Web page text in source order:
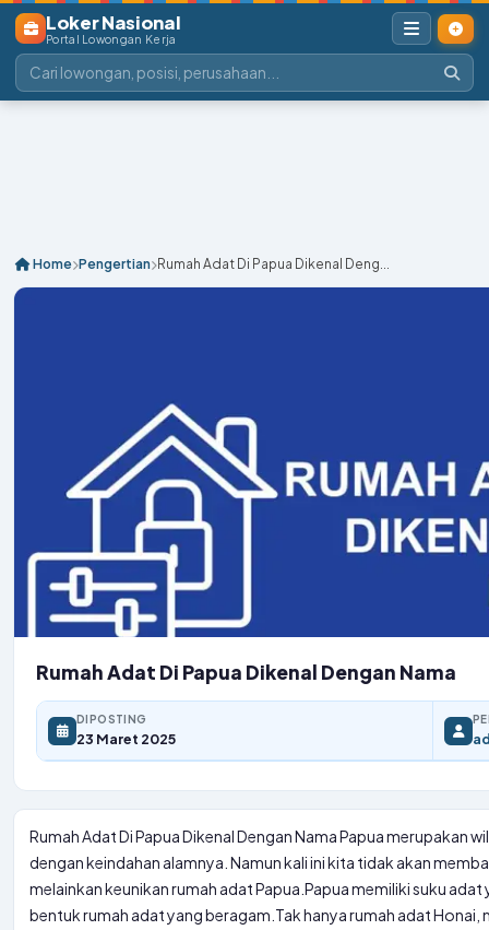
Loker Nasional
Portal Lowongan Kerja
Home Pengertian Rumah Adat Di Papua Dikenal Deng...
Rumah Adat Di Papua Dikenal Dengan Nama
DIPOSTING
23 Maret 2025
Rumah Adat Di Papua Dikenal Dengan Nama Papua merupakan
dengan keindahan alamnya. Namun kali ini kita tidak akan
melainkan keunikan rumah adat Papua. Papua memiliki suku
bentuk rumah adat yang beragam. Tak hanya rumah adat Honai,